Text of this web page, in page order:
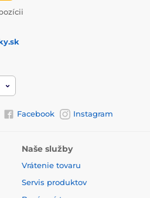
Facebook Instagram
Naše služby
Vrátenie tovaru
Servis produktov